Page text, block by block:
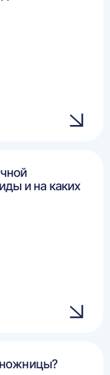
и на каких
ножницы?